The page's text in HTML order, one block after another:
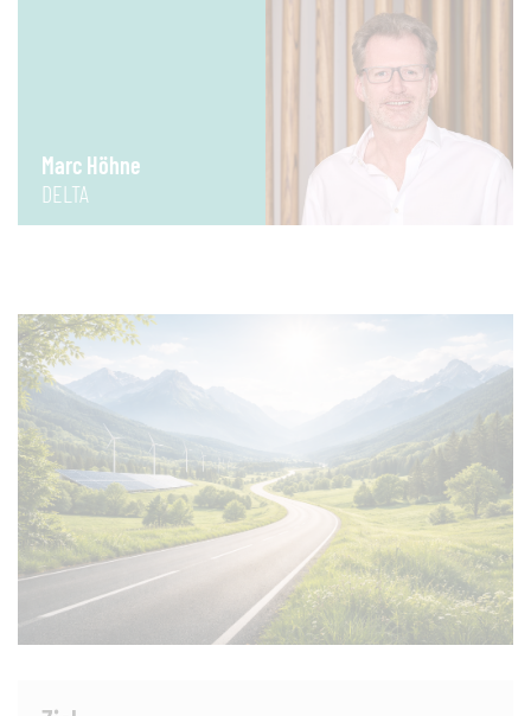
Marc Höhne
DELTA